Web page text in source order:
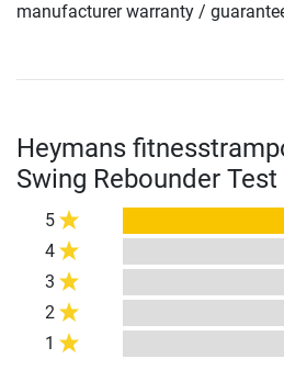
manufacturer warranty /
Heymans
Swing Rebounder
5
4
3
2
1